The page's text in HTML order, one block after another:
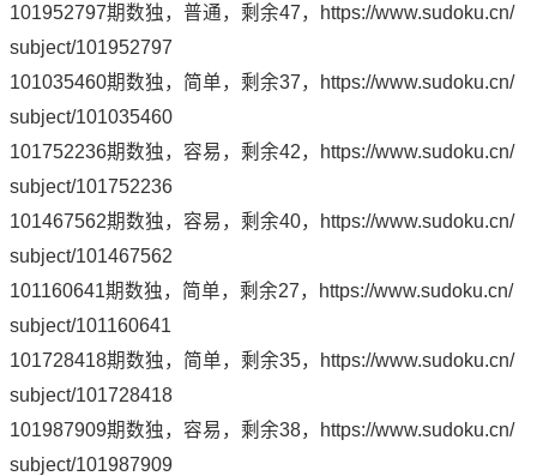
101952797期数独，普通，剩余47，
https://www.sudoku.cn/
subject/101952797
101035460期数独，简单，剩余37，
https://www.sudoku.cn/
subject/101035460
101752236期数独，容易，剩余42，
https://www.sudoku.cn/
subject/101752236
101467562期数独，容易，剩余40，
https://www.sudoku.cn/
subject/101467562
101160641期数独，简单，剩余27，
https://www.sudoku.cn/
subject/101160641
101728418期数独，简单，剩余35，
https://www.sudoku.cn/
subject/101728418
101987909期数独，容易，剩余38，
https://www.sudoku.cn/
subject/101987909